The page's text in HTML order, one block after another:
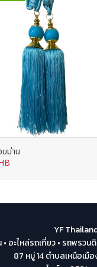
ม่าน
YF
• อะไหล่รถเกี่ยว • รถพรว
87 หมู่ 14 ตำบลเหนือเ